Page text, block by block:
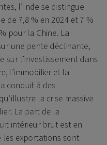
l’Inde se distingue
de 7,8 % en 2024 et 7 %
pour la Chine. La
une pente déclinante,
sur l’investissement dans
l’immobilier et la
conduit à des
la crise massive
La part de la
intérieur brut est en
les exportations sont